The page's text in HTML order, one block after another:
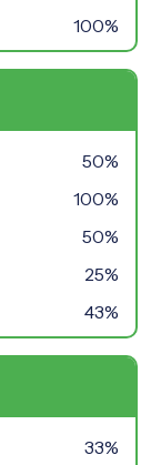
100%
50%
100%
50%
25%
43%
33%